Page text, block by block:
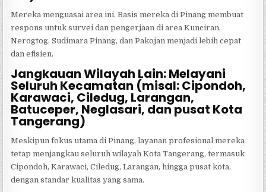
Mereka menguasai area ini. Basis mereka di Pinang membuat
respons untuk survei dan pengerjaan di area Kunciran,
Nerogtog, Sudimara Pinang, dan Pakojan menjadi lebih cepat
dan efisien.
Jangkauan Wilayah Lain: Melayani
Seluruh Kecamatan (misal: Cipondoh,
Karawaci, Ciledug, Larangan,
Batuceper, Neglasari, dan pusat Kota
Tangerang)
Meskipun fokus utama di Pinang, layanan profesional mereka
tetap menjangkau seluruh wilayah Kota Tangerang, termasuk
Cipondoh, Karawaci, Ciledug, Larangan, hingga pusat kota,
dengan standar kualitas yang sama.